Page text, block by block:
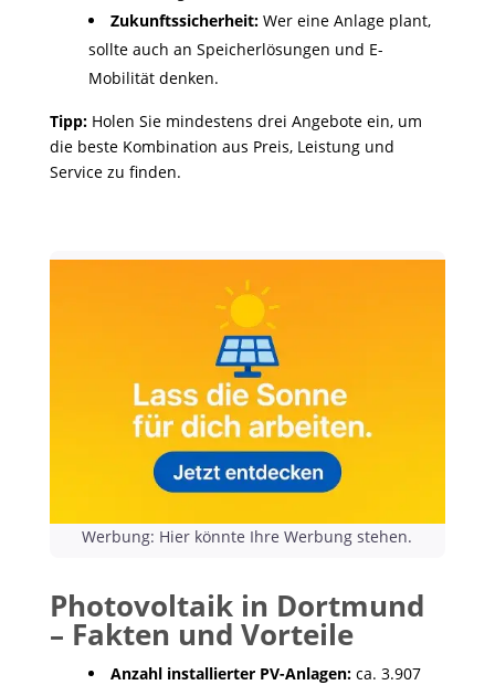
Zukunftssicherheit:Wer eine Anlage plant,
sollte auch an Speicherlösungen und E-
Mobilität denken.
Tipp:Holen Sie mindestens drei Angebote ein, um
die beste Kombination aus Preis, Leistung und
Service zu finden.
Werbung: Hier könnte Ihre Werbung stehen.
Photovoltaik in Dortmund
– Fakten und Vorteile
Anzahl installierter PV-Anlagen:ca. 3.907